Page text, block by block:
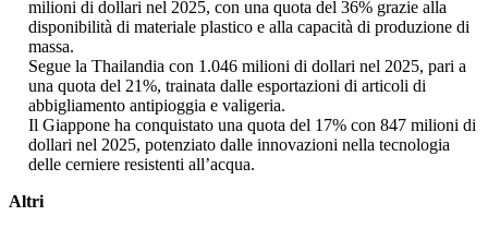
milioni di dollari nel 2025, con una quota del 36% grazie alla
disponibilità di materiale plastico e alla capacità di produzione di
massa.
Segue la Thailandia con 1.046 milioni di dollari nel 2025, pari a
una quota del 21%, trainata dalle esportazioni di articoli di
abbigliamento antipioggia e valigeria.
Il Giappone ha conquistato una quota del 17% con 847 milioni di
dollari nel 2025, potenziato dalle innovazioni nella tecnologia
delle cerniere resistenti all’acqua.
Altri